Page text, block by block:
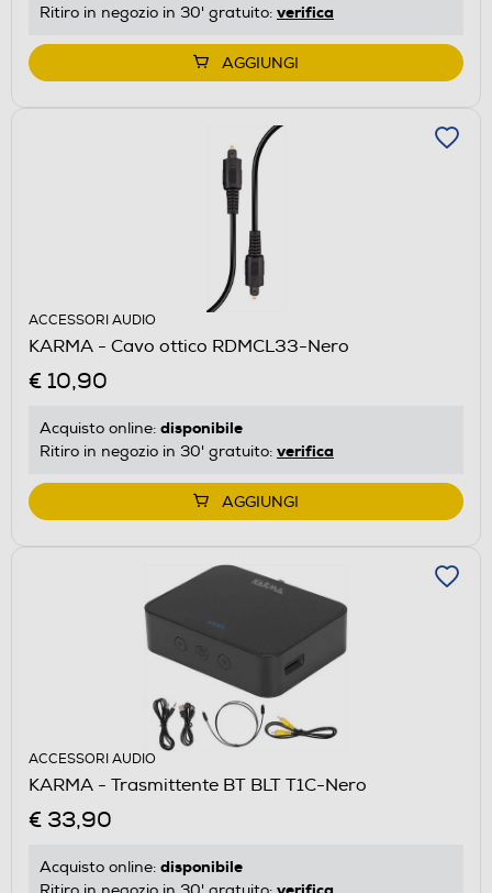
Ritiro in negozio in 30' gratuito: verifica
AGGIUNGI
ACCESSORI AUDIO
KARMA - Cavo ottico RDMCL33-Nero
€ 10,90
Acquisto online: disponibile
Ritiro in negozio in 30' gratuito: verifica
AGGIUNGI
ACCESSORI AUDIO
KARMA - Trasmittente BT BLT T1C-Nero
€ 33,90
Acquisto online: disponibile